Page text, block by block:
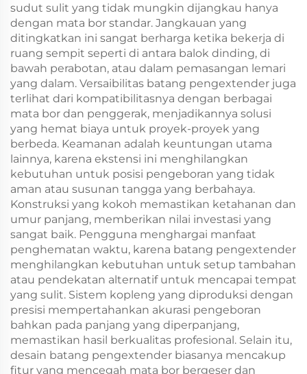
sudut sulit yang tidak mungkin dijangkau hanya
dengan mata bor standar. Jangkauan yang
ditingkatkan ini sangat berharga ketika bekerja di
ruang sempit seperti di antara balok dinding, di
bawah perabotan, atau dalam pemasangan lemari
yang dalam. Versaibilitas batang pengextender juga
terlihat dari kompatibilitasnya dengan berbagai
mata bor dan penggerak, menjadikannya solusi
yang hemat biaya untuk proyek-proyek yang
berbeda. Keamanan adalah keuntungan utama
lainnya, karena ekstensi ini menghilangkan
kebutuhan untuk posisi pengeboran yang tidak
aman atau susunan tangga yang berbahaya.
Konstruksi yang kokoh memastikan ketahanan dan
umur panjang, memberikan nilai investasi yang
sangat baik. Pengguna menghargai manfaat
penghematan waktu, karena batang pengextender
menghilangkan kebutuhan untuk setup tambahan
atau pendekatan alternatif untuk mencapai tempat
yang sulit. Sistem kopleng yang diproduksi dengan
presisi mempertahankan akurasi pengeboran
bahkan pada panjang yang diperpanjang,
memastikan hasil berkualitas profesional. Selain itu,
desain batang pengextender biasanya mencakup
fitur yang mencegah mata bor bergeser dan